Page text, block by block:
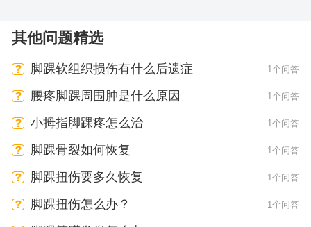
其他问题精选
脚踝软组织损伤有什么后遗症 1个问答
腰疼脚踝周围肿是什么原因 1个问答
小拇指脚踝疼怎么治 1个问答
脚踝骨裂如何恢复 1个问答
脚踝扭伤要多久恢复 1个问答
脚踝扭伤怎么办？ 1个问答